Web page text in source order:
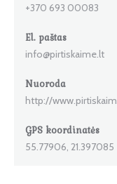
+370 693 00083
El. paštas
info@pirtiskaime.lt
Nuoroda
http://
GPS koordinatės
55.77906, 21.397085